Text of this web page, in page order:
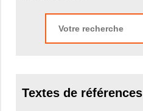
Textes de références